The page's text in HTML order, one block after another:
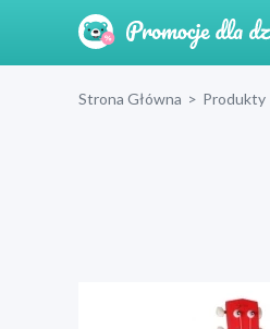
Strona Główna > Produkty